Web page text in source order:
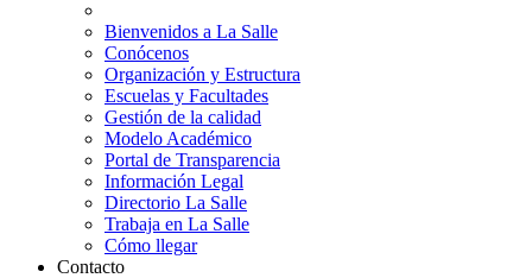
Bienvenidos a La Salle
Conócenos
Organización y Estructura
Escuelas y Facultades
Gestión de la calidad
Modelo Académico
Portal de Transparencia
Información Legal
Directorio La Salle
Trabaja en La Salle
Cómo llegar
Contacto